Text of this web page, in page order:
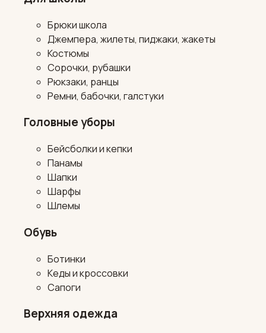
Брюки школа
Джемпера, жилеты, пиджаки, жакеты
Костюмы
Сорочки, рубашки
Рюкзаки, ранцы
Ремни, бабочки, галстуки
Головные уборы
Бейсболки и кепки
Панамы
Шапки
Шарфы
Шлемы
Обувь
Ботинки
Кеды и кроссовки
Сапоги
Верхняя одежда